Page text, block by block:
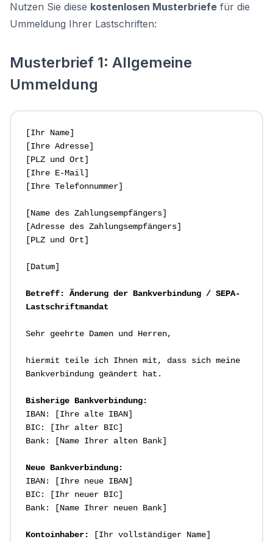
Nutzen Sie diese kostenlosen Musterbriefe für die
Ummeldung Ihrer Lastschriften:
Musterbrief 1: Allgemeine
Ummeldung
[Ihr Name]
[Ihre Adresse]
[PLZ und Ort]
[Ihre E-Mail]
[Ihre Telefonnummer]
[Name des Zahlungsempfängers]
[Adresse des Zahlungsempfängers]
[PLZ und Ort]
[Datum]
Betreff: Änderung der Bankverbindung / SEPA-
Lastschriftmandat
Sehr geehrte Damen und Herren,
hiermit teile ich Ihnen mit, dass sich meine
Bankverbindung geändert hat.
Bisherige Bankverbindung:
IBAN: [Ihre alte IBAN]
BIC: [Ihr alter BIC]
Bank: [Name Ihrer alten Bank]
Neue Bankverbindung:
IBAN: [Ihre neue IBAN]
BIC: [Ihr neuer BIC]
Bank: [Name Ihrer neuen Bank]
Kontoinhaber: